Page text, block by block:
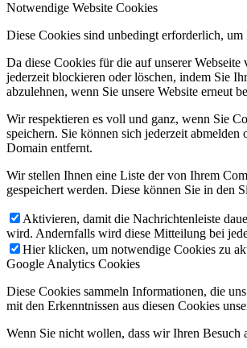
Notwendige Website Cookies
Diese Cookies sind unbedingt erforderlich,
Da diese Cookies für die auf unserer
jederzeit blockieren oder löschen, indem Sie
abzulehnen, wenn Sie unsere Website erneut
Wir respektieren es voll und ganz, wenn Sie
speichern. Sie können sich jederzeit
Domain entfernt.
Wir stellen Ihnen eine Liste der von Ihrem
gespeichert werden. Diese können Sie in den
Aktivieren, damit die Nachrichtenleiste
wird. Andernfalls wird diese Mitteilung bei
Hier klicken, um notwendige Cookies zu
Google Analytics Cookies
Diese Cookies sammeln Informationen, die
mit den Erkenntnissen aus diesen Cookies
Wenn Sie nicht wollen, dass wir Ihren